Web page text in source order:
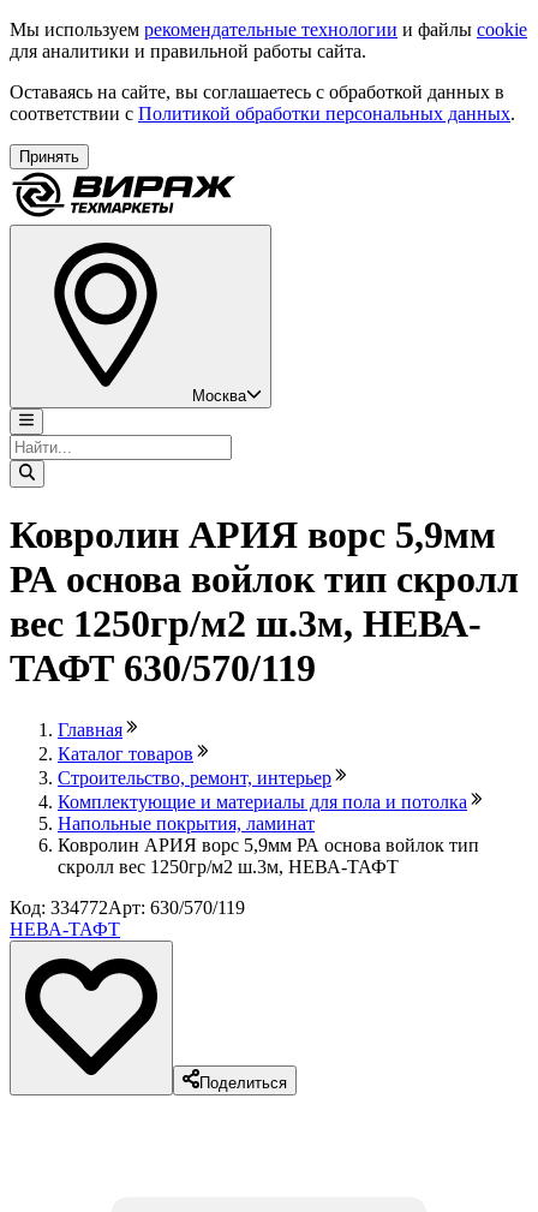
Мы используем рекомендательные технологии и файлы cookie
для аналитики и правильной работы сайта.
Оставаясь на сайте, вы соглашаетесь с обработкой данных в
соответствии с Политикой обработки персональных данных.
Принять
Москва
Ковролин АРИЯ ворс 5,9мм
РА основа войлок тип скролл
вес 1250гр/м2 ш.3м, НЕВА-
ТАФТ 630/570/119
Главная
Каталог товаров
Строительство, ремонт, интерьер
Комплектующие и материалы для пола и потолка
Напольные покрытия, ламинат
Ковролин АРИЯ ворс 5,9мм РА основа войлок тип
скролл вес 1250гр/м2 ш.3м, НЕВА-ТАФТ
Код: 334772Арт: 630/570/119
НЕВА-ТАФТ
Поделиться